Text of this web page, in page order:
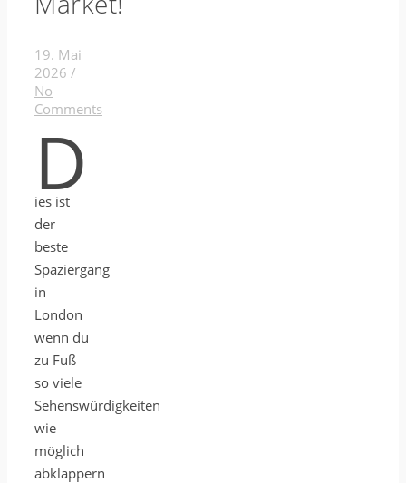
19. Mai
2026 /
No
Comments
D
ies ist
der
beste
Spaziergang
in
London
wenn du
zu Fuß
so viele
Sehenswürdigkeiten
wie
möglich
abklappern